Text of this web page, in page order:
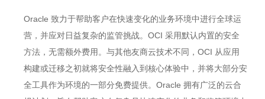
Oracle 致力于帮助客户在快速变化的业务环境中进行全球运
营，并应对日益复杂的监管挑战。OCI 采用默认内置的安全
方法，无需额外费用。与其他友商云技术不同，OCI 从应用
构建或迁移之初就将安全性融入到核心体验中，并将大部分安
全工具作为环境的一部分免费提供。Oracle 拥有广泛的云合